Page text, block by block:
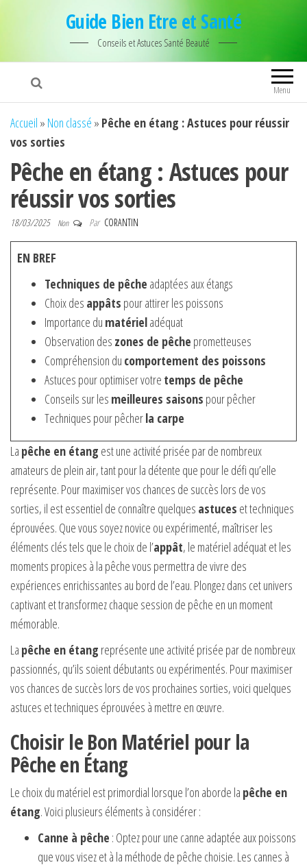
Guide Bien Etre et Santé
Conseils et Astuces Santé Beauté
Menu
Accueil » Non classé » Pêche en étang : Astuces pour réussir
vos sorties
Pêche en étang : Astuces pour
réussir vos sorties
18/03/2025 Non Par CORANTIN
EN BREF
Techniques de pêche adaptées aux étangs
Choix des appâts pour attirer les poissons
Importance du matérieladéquat
Observation des zones de pêche prometteuses
Compréhension du comportement des poissons
Astuces pour optimiser votre temps de pêche
Conseils sur les meilleures saisons pour pêcher
Techniques pour pêcherla carpe
La pêche en étang est une activité prisée par de nombreux
amateurs de plein air, tant pour la détente que pour le défi qu’elle
représente. Pour maximiser vos chances de succès lors de vos
sorties, il est essentiel de connaître quelques astuces et techniques
éprouvées. Que vous soyez novice ou expérimenté, maîtriser les
éléments clés tels que le choix de l’appât, le matériel adéquat et les
moments propices à la pêche vous permettra de vivre des
expériences enrichissantes au bord de l’eau. Plongez dans cet univers
captivant et transformez chaque session de pêche en un moment
mémorable.
La pêche en étang représente une activité prisée par de nombreux
passionnés, qu’ils soient débutants ou expérimentés. Pour maximiser
vos chances de succès lors de vos prochaines sorties, voici quelques
astuces et techniques éprouvées à mettre en œuvre.
Choisir le Bon Matériel pour la
Pêche en Étang
Le choix du matériel est primordial lorsque l’on aborde la pêche en
étang. Voici plusieurs éléments à considérer :
Canne à pêche : Optez pour une canne adaptée aux poissons
que vous visez et à la méthode de pêche choisie. Les cannes à